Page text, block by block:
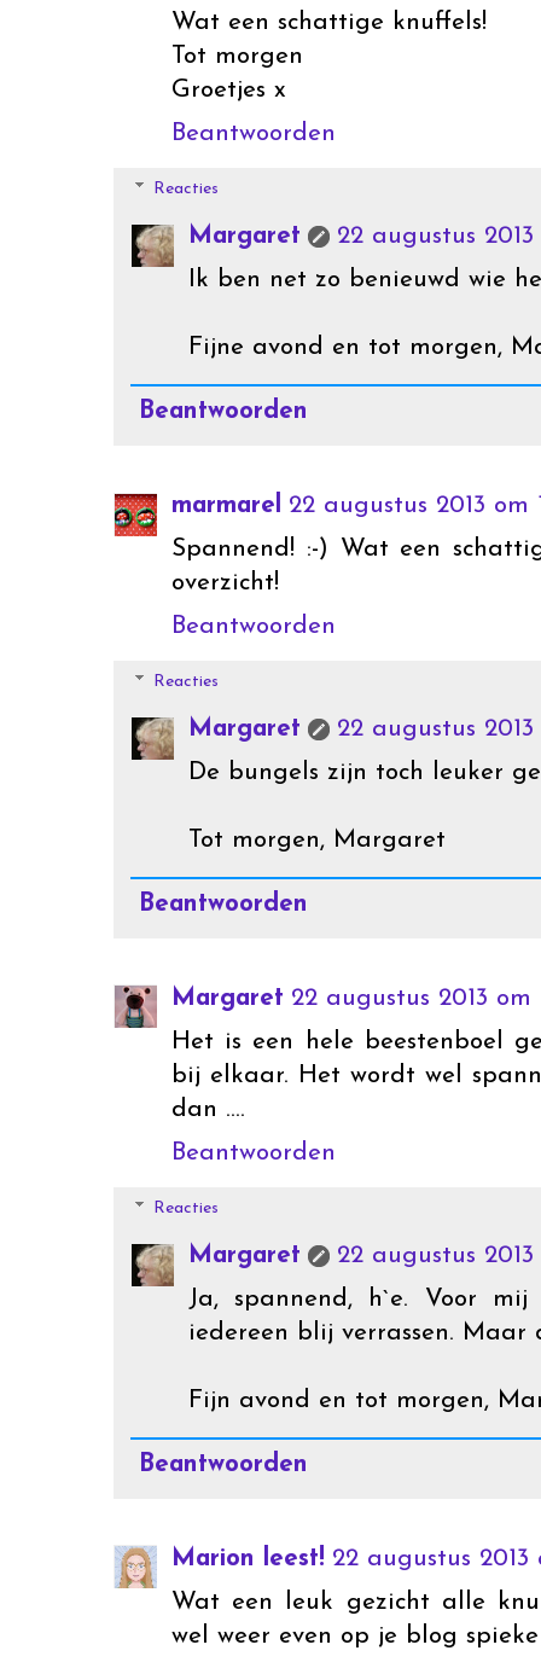
Wat een schattige knuffels!
Tot morgen
Groetjes x
Beantwoorden
Reacties
Margaret
22 augustus 2013
Ik ben net zo benieuwd wie
Fijne avond en tot morgen,
Beantwoorden
marmarel
22 augustus 2013 om
Spannend! :-) Wat een
overzicht!
Beantwoorden
Reacties
Margaret
22 augustus 2013
De bungels zijn toch leuker
Tot morgen, Margaret
Beantwoorden
Margaret 22 augustus 2013 om
Het is een hele beestenboel
bij elkaar. Het wordt wel
dan ....
Beantwoorden
Reacties
Margaret
22 augustus 2013
Ja, spannend, h`e. Voor
iedereen blij verrassen. Maar
Fijn avond en tot morgen,
Beantwoorden
Marion leest! 22 augustus 2013
Wat een leuk gezicht alle
wel weer even op je blog